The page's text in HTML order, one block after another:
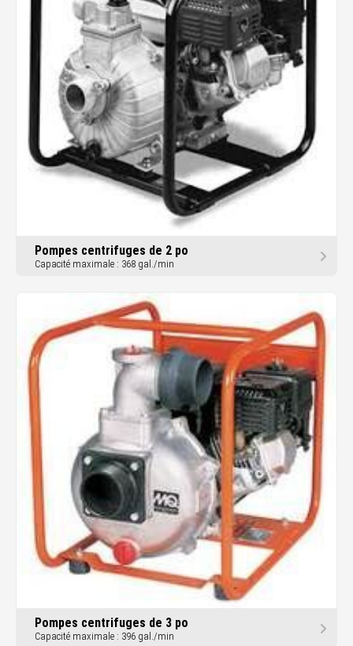
Pompes centrifuges de 2 po
Capacité maximale : 368 gal./min
Pompes centrifuges de 3 po
Capacité maximale : 396 gal./min